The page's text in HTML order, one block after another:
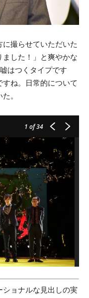
撮らせていただいた
した！」と爽やかな
はつくタイプです
ね。日常的について
。
1 of 34
ショナルな見出しの実